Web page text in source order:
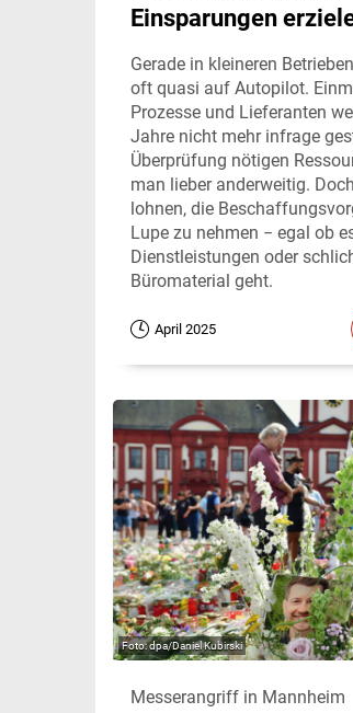
Einsparungen
Gerade in kleineren
oft quasi auf Autopilot.
Prozesse und Lieferanten
Jahre nicht mehr infrage
Überprüfung nötigen
man lieber anderweitig.
lohnen, die
Lupe zu nehmen − egal ob
Dienstleistungen oder
Büromaterial geht.
April 2025
dpa/Daniel Kubirski
Messerangriff in Mannheim